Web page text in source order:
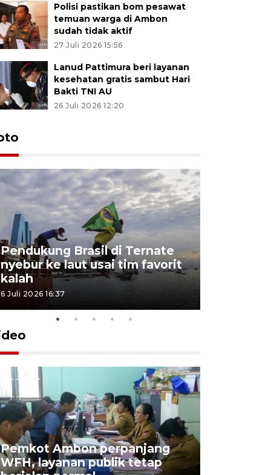
Polisi pastikan bom pesawat
temuan warga di Ambon
sudah tidak aktif
27 Juli 2026 15:56
Lanud Pattimura beri layanan
kesehatan gratis sambut Hari
Bakti TNI AU
26 Juli 2026 12:20
Pendukung Brasil di Ternate
nyebur ke laut usai tim favorit
kalah
6 Juli 2026 16:37
Pemkot Ambon perpanjang
WFH, layanan publik tetap